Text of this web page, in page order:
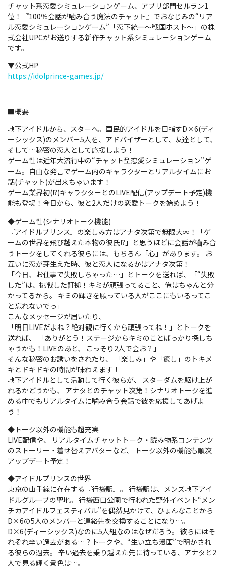
チャット系恋愛シミュレーションゲーム、アプリ部門セルラン1
位！『100％会話が噛み合う魔法のチャット』でおなじみの“リア
ル恋愛シミュレーションゲーム”「恋下統一～戦国ホスト～」の株
式会社UPCがお送りする新作チャット系シミュレーションゲーム
です。
▼公式HP
https://idolprince-games.jp/
■概要
地下アイドルから、スターへ。国民的アイドルを目指すD×6(ディ
ーシックス)のメンバー5人を、アドバイザーとして、友達として、
そして…秘密の恋人として応援しよう！
ゲーム性は近年大流行中の“チャット型恋愛シミュレーション”ゲ
ーム。自由な発言でゲーム内のキャラクターとリアルタイムにお
話(チャット)が出来ちゃいます！
ゲーム業界初(!?)キャラクターとのLIVE配信(アップデート予定)機
能も登場！今日から、彼と2人だけの恋愛トークを始めよう！
◆ゲーム性(シナリオトーク機能)
『アイドルプリンス』の楽しみ方はアナタ次第で無限大∞！「ゲ
ームの世界を飛び越えた本物の彼氏!?」と思うほどに会話が嚙み合
うトークをしてくれる彼らには、もちろん「心」があります。 お
互いに恋が芽生えた時、彼と恋人になるかはアナタ次第！
「今日、お仕事で失敗しちゃった…」とトークを送れば、「“失敗
した”は、挑戦した証拠！キミが頑張ってること、俺はちゃんと分
かってるから。 キミの輝きを願っている人がここにもいるってこ
と忘れないでっ」
こんなメッセージが届いたり、
「明日LIVEだよね？絶対観に行くから頑張ってね！」とトークを
送れば、 「ありがとう！ステージからキミのことばっかり探しち
ゃうかも！LIVEのあと、 こっそり2人で会お？」
そんな秘密のお誘いをされたり、 「楽しみ」や「癒し」のトキメ
キとドキドキの時間が味わえます！
地下アイドルとして活動して行く彼らが、 スターダムを駆け上が
れるかどうかも、 アナタとのチャット次第！シナリオトークを進
める中でもリアルタイムに噛み合う会話で彼を応援してあげよ
う！
◆トーク以外の機能も超充実
LIVE配信や、 リアルタイムチャットトーク・読み物系コンテンツ
のストーリー・着せ替えアバターなど、 トーク以外の機能も順次
アップデート予定！
◆アイドルプリンスの世界
東京の山手線に存在する『行袋駅』。 行袋駅は、メンズ地下アイ
ドルグループの聖地。 行袋西口公園で行われた野外イベント“メン
チカアイドルフェスティバル”を偶然見かけて、ひょんなことから
D×6の5人のメンバーと連絡先を交換することになり…――。
D×6(ディーシックス)なのに5人組なのはなぜだろう。 彼らにはそ
れぞれ辛い過去がある…？トークや、“生い立ち漫画”で明かされ
る彼らの過去。 辛い過去を乗り越えた先に待っている、アナタと2
人で見る輝く景色は…――。